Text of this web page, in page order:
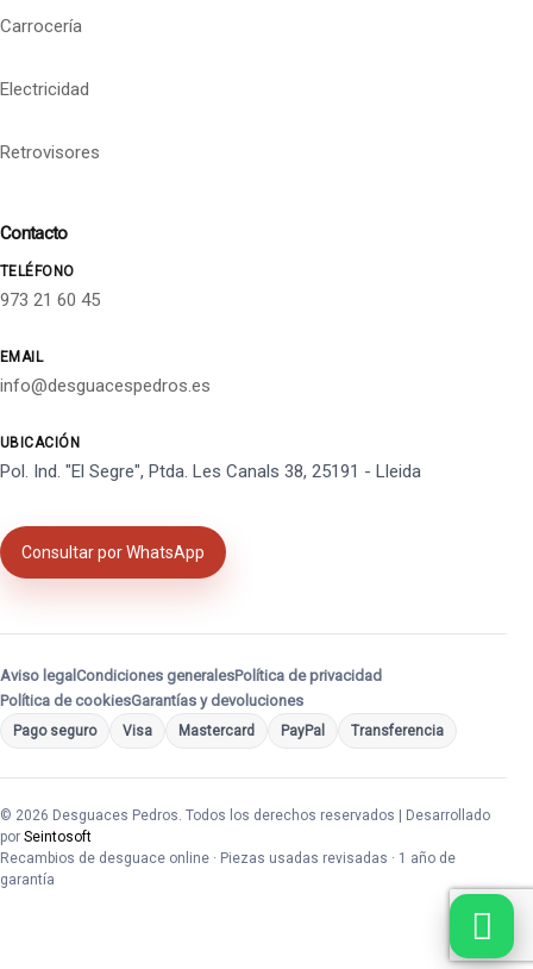
Carrocería
Electricidad
Retrovisores
Contacto
TELÉFONO
973 21 60 45
EMAIL
info@desguacespedros.es
UBICACIÓN
Pol. Ind. "El Segre", Ptda. Les Canals 38, 25191 - Lleida
Consultar por WhatsApp
Aviso legal Condiciones generalesPolítica de privacidad
Política de cookiesGarantías y devoluciones
Pago seguro Visa Mastercard PayPal Transferencia
© 2026 Desguaces Pedros. Todos los derechos reservados | Desarrollado
por Seintosoft
Recambios de desguace online · Piezas usadas revisadas · 1 año de
garantía